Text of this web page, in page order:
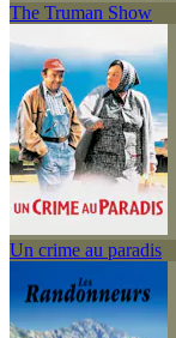
The Truman Show
Un crime au paradis